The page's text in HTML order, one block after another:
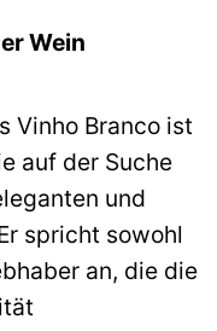
Wein
Vinho Branco ist
auf der Suche
und
spricht sowohl
an, die die